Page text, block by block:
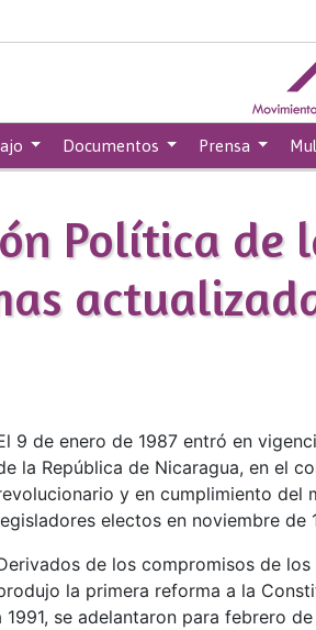
Documentos Prensa
Política de
9 de enero de 1987 entró en
la República de Nicaragua, en el
y en cumplimiento del
electos en noviembre de
de los compromisos de los
la primera reforma a la
se adelantaron para febrero